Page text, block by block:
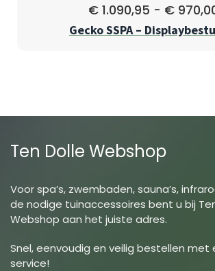
€
-
€ 1.090,95
Gecko SSPA –
Ten Dolle Webshop
Voor spa’s, zwembaden, sauna’s,
de nodige tuinaccessoires bent u bij
Webshop aan het juiste adres.
Snel, eenvoudig en veilig bestellen
service!